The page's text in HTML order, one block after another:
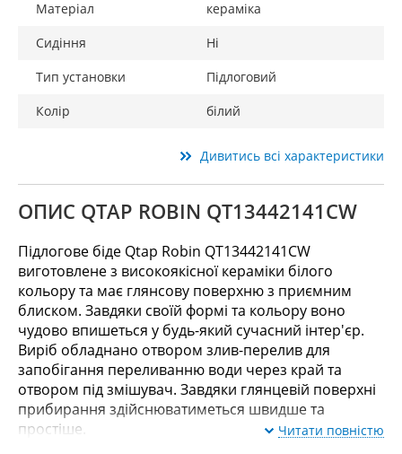
Матеріал
кераміка
Сидіння
Ні
Тип установки
Підлоговий
Колір
білий
Дивитись всі характеристики
ОПИС QTAP ROBIN QT13442141CW
Підлогове біде Qtap Robin QT13442141CW
виготовлене з високоякісної кераміки білого
кольору та має глянсову поверхню з приємним
блиском. Завдяки своїй формі та кольору воно
чудово впишеться у будь-який сучасний інтер'єр.
Виріб обладнано отвором злив-перелив для
запобігання переливанню води через край та
отвором під змішувач. Завдяки глянцевій поверхні
прибирання здійснюватиметься швидше та
простіше.
Читати повністю